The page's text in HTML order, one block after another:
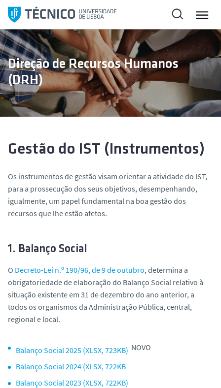
l
t
a
r
p
a
a
Direção de Recursos Humanos
(DRH)
Gestão do IST (Instrumentos)
Os instrumentos de gestão visam orientar a atividade do IST,
para a prossecução dos seus objetivos, desempenhando,
igualmente, um papel fundamental na boa gestão dos
recursos que lhe estão afetos.
1. Balanço Social
O Decreto-Lei n.º 190/96, de 9 de outubro, determina a
obrigatoriedade de elaboração do Balanço Social relativo à
situação existente em 31 de dezembro do ano anterior, a
todos os organismos da Administração Pública, central,
regional e local.
Balanço Social 2025 (XLSX, 723KB) NOVO
Balanço Social 2024 (XLSX, 722KB
Balanço Social 2023 (XLSX, 722KB)